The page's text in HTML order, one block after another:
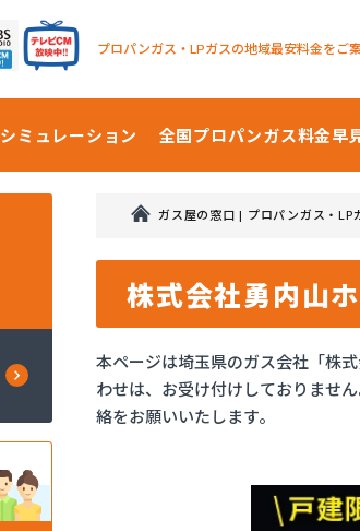
プロパンガス・LPガスの地域最安料金をご
シミュレーション 全国プロパンガス料金早
ガス屋の窓口 | プロパンガス・LP
株式会社勇内山
本ページは埼玉県のガス会社「株
わせは、お受け付けしておりませ
絡をお願いいたします。